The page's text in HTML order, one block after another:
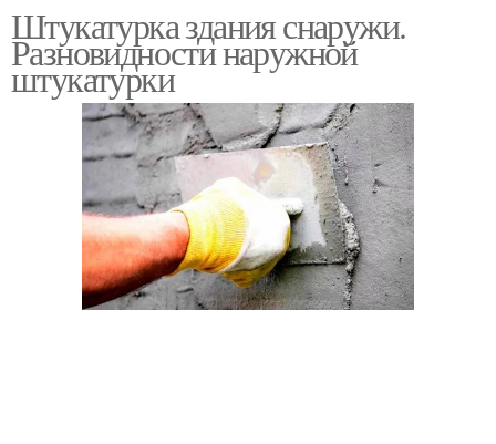
Гипсовая штукатурка
газобетона
Штукатурка под бетон
Штукатурка здания снаружи.
Разновидности наружной
штукатурки